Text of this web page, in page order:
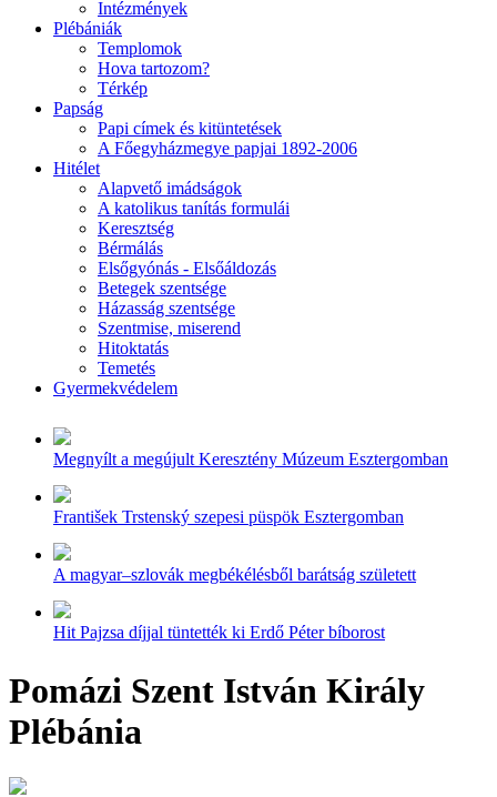
Intézmények
Plébániák
Templomok
Hova tartozom?
Térkép
Papság
Papi címek és kitüntetések
A Főegyházmegye papjai 1892-2006
Hitélet
Alapvető imádságok
A katolikus tanítás formulái
Keresztség
Bérmálás
Elsőgyónás - Elsőáldozás
Betegek szentsége
Házasság szentsége
Szentmise, miserend
Hitoktatás
Temetés
Gyermekvédelem
Megnyílt a megújult Keresztény Múzeum Esztergomban
František Trstenský szepesi püspök Esztergomban
A magyar–szlovák megbékélésből barátság született
Hit Pajzsa díjjal tüntették ki Erdő Péter bíborost
Pomázi Szent István Király
Plébánia